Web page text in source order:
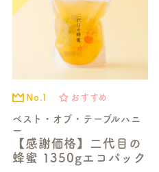
No.1 おすすめ
ベスト・オブ・テーブルハニ
ー
【感謝価格】二代目の
蜂蜜 1350gエコパック